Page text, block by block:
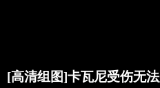
[高清组图]卡瓦尼受伤无